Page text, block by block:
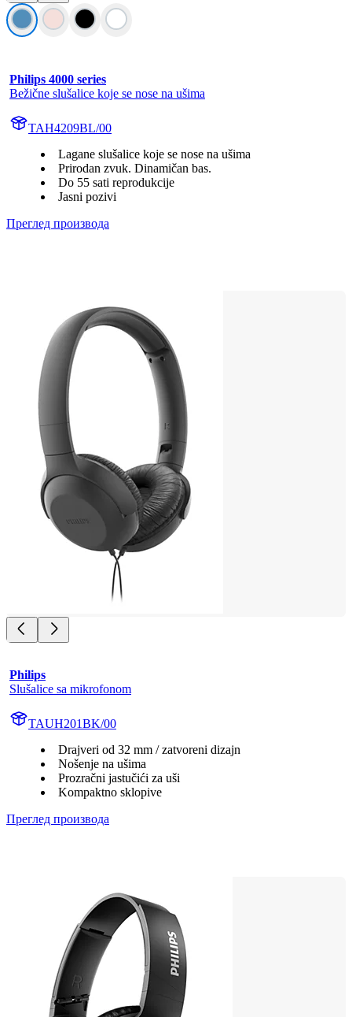
Philips 4000 series
Bežične slušalice koje se nose na ušima
TAH4209BL/00
Lagane slušalice koje se nose na ušima
Prirodan zvuk. Dinamičan bas.
Do 55 sati reprodukcije
Jasni pozivi
Преглед производа
Philips
Slušalice sa mikrofonom
TAUH201BK/00
Drajveri od 32 mm / zatvoreni dizajn
Nošenje na ušima
Prozračni jastučići za uši
Kompaktno sklopive
Преглед производа